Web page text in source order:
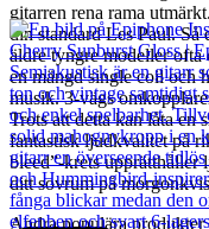
gitarren rena rama
din standard Les Paul.
äldre tyngre modeller
en mängd single coil och
musik. 3-vägs
Trots att detta kan låta en
fantastisk ljudkvalitet på
bleed”-krets upprätthåller
ditt sovrum på
Andra populära produkter